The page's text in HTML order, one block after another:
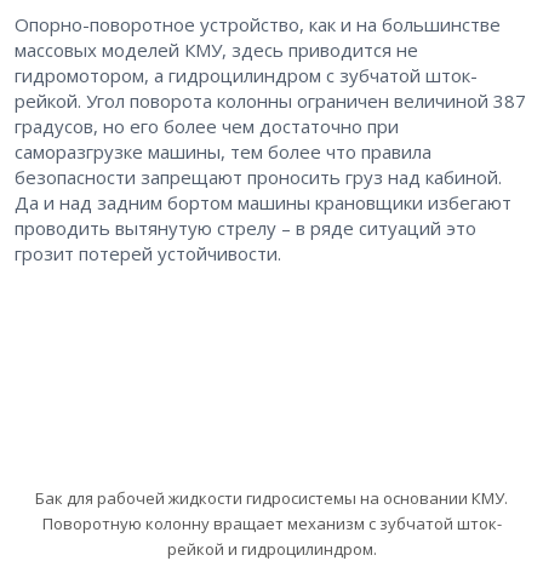
Опорно-поворотное устройство, как и на большинстве
массовых моделей КМУ, здесь приводится не
гидромотором, а гидроцилиндром с зубчатой шток-
рейкой. Угол поворота колонны ограничен величиной 387
градусов, но его более чем достаточно при
саморазгрузке машины, тем более что правила
безопасности запрещают проносить груз над кабиной.
Да и над задним бортом машины крановщики избегают
проводить вытянутую стрелу – в ряде ситуаций это
грозит потерей устойчивости.
Бак для рабочей жидкости гидросистемы на основании КМУ.
Поворотную колонну вращает механизм с зубчатой шток-
рейкой и гидроцилиндром.